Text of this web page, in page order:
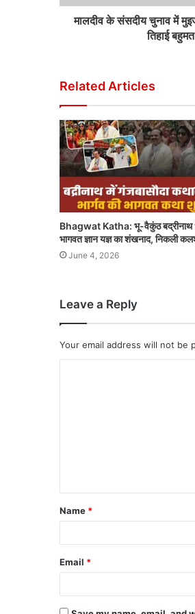
मालदीव के संसदीय चुनाव में
तिहाई
Related Articles
Bhagwat Katha: भू-वैकुंठ बद्रीनाथ
भागवत ज्ञान यज्ञ का शंखनाद, निकली
June 4, 2026
Leave a Reply
Your email address will not be
Name *
Email *